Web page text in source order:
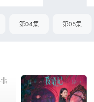
第04集 第05集